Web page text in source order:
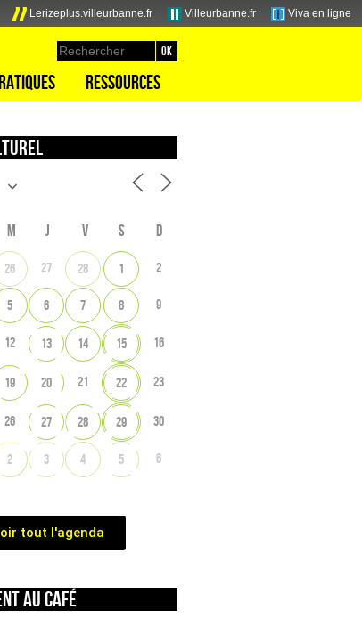
Lerizeplus.villeurbanne.fr Villeurbanne.fr Viva en ligne
Ressources
M J V S D
26 27 28 1 2
5 6 7 8 9
12 13 14 15 16
19 20 21 22 23
26 27 28 29 30
2 3 4 5 6
tout l'agenda
au café